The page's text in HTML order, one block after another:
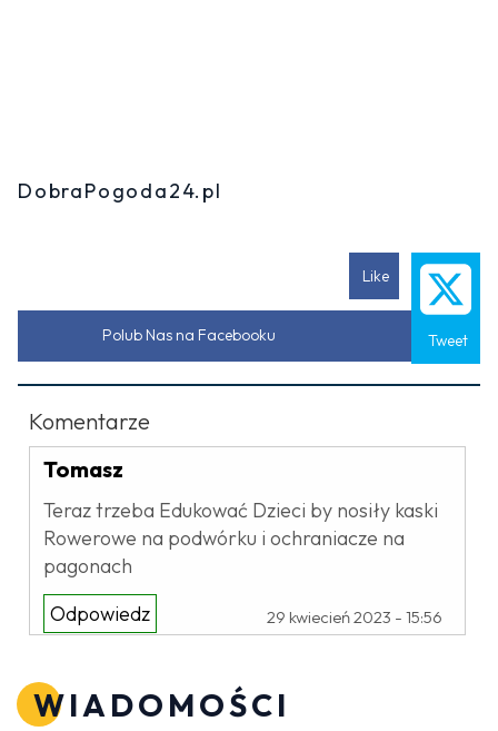
DobraPogoda24.pl
Like
Tweet
Polub Nas na Facebooku
Komentarze
Tomasz
Teraz trzeba Edukować Dzieci by nosiły kaski
Rowerowe na podwórku i ochraniacze na
pagonach
29 kwiecień 2023 - 15:56
Odpowiedz
WIADOMOŚCI